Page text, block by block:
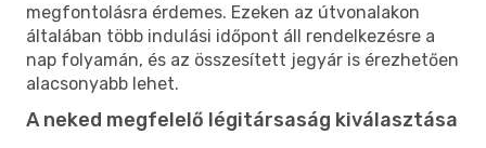
megfontolásra érdemes. Ezeken az útvonalakon
általában több indulási időpont áll rendelkezésre a
nap folyamán, és az összesített jegyár is érezhetően
alacsonyabb lehet.
A neked megfelelő légitársaság kiválasztása